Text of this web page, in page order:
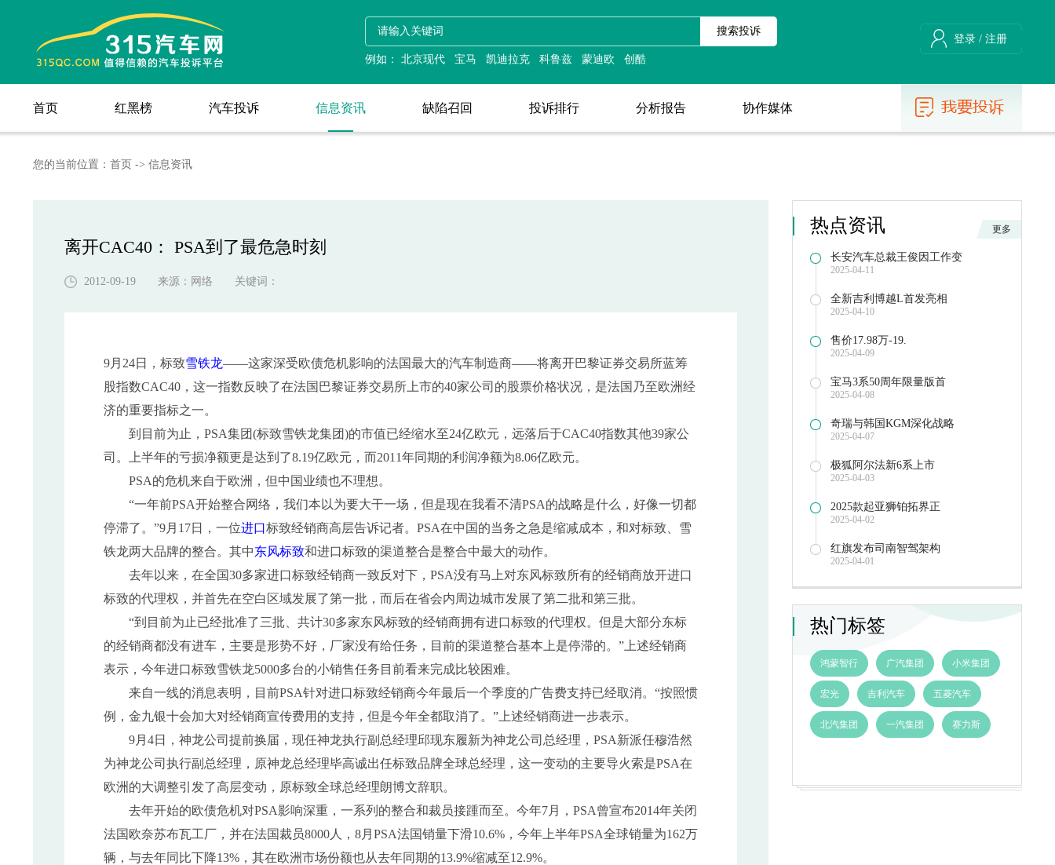
登录 / 注册
例如： 北京现代 宝马 凯迪拉克 科鲁兹 蒙迪欧 创酷
首页
首页
红黑榜 汽车投诉
信息资讯
信息资讯 缺陷召回 投诉排行 分析报告 协作媒体
您的当前位置： 首页 -> 信息资讯
离开CAC40： PSA到了最危急时刻
2012-09-19 来源： 网络 关键词：
9月24日，标致雪铁龙——这家深受欧债危机影响的法国最大的汽车制造商——将离开巴黎证券交易所蓝筹
股指数CAC40，这一指数反映了在法国巴黎证券交易所上市的40家公司的股票价格状况，是法国乃至欧洲经
济的重要指标之一。
到目前为止，PSA集团(标致雪铁龙集团)的市值已经缩水至24亿欧元，远落后于CAC40指数其他39家公
司。上半年的亏损净额更是达到了8.19亿欧元，而2011年同期的利润净额为8.06亿欧元。
PSA的危机来自于欧洲，但中国业绩也不理想。
“一年前PSA开始整合网络，我们本以为要大干一场，但是现在我看不清PSA的战略是什么，好像一切都
停滞了。”9月17日，一位进口标致经销商高层告诉记者。PSA在中国的当务之急是缩减成本，和对标致、雪
铁龙两大品牌的整合。其中东风标致和进口标致的渠道整合是整合中最大的动作。
去年以来，在全国30多家进口标致经销商一致反对下，PSA没有马上对东风标致所有的经销商放开进口
标致的代理权，并首先在空白区域发展了第一批，而后在省会内周边城市发展了第二批和第三批。
“到目前为止已经批准了三批、共计30多家东风标致的经销商拥有进口标致的代理权。但是大部分东标
的经销商都没有进车，主要是形势不好，厂家没有给任务，目前的渠道整合基本上是停滞的。”上述经销商
表示，今年进口标致雪铁龙5000多台的小销售任务目前看来完成比较困难。
来自一线的消息表明，目前PSA针对进口标致经销商今年最后一个季度的广告费支持已经取消。“按照惯
例，金九银十会加大对经销商宣传费用的支持，但是今年全都取消了。”上述经销商进一步表示。
9月4日，神龙公司提前换届，现任神龙执行副总经理邱现东履新为神龙公司总经理，PSA新派任穆浩然
为神龙公司执行副总经理，原神龙总经理毕高诚出任标致品牌全球总经理，这一变动的主要导火索是PSA在
欧洲的大调整引发了高层变动，原标致全球总经理朗博文辞职。
去年开始的欧债危机对PSA影响深重，一系列的整合和裁员接踵而至。今年7月，PSA曾宣布2014年关闭
法国欧奈苏布瓦工厂，并在法国裁员8000人，8月PSA法国销量下滑10.6%，今年上半年PSA全球销量为162万
辆，与去年同比下降13%，其在欧洲市场份额也从去年同期的13.9%缩减至12.9%。
更多
热点资讯
长安汽车总裁王俊因工作变
2025-04-11
全新吉利博越L首发亮相
2025-04-10
售价17.98万-19.
2025-04-09
宝马3系50周年限量版首
2025-04-08
奇瑞与韩国KGM深化战略
2025-04-07
极狐阿尔法新6系上市
2025-04-03
2025款起亚狮铂拓界正
2025-04-02
红旗发布司南智驾架构
2025-04-01
热门标签
鸿蒙智行 广汽集团 小米集团
宏光 吉利汽车 五菱汽车
北汽集团 一汽集团 赛力斯